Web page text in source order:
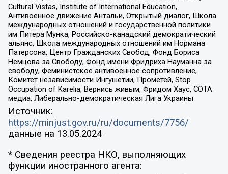
Cultural Vistas, Institute of International Education,
Антивоенное движение Антальи, Открытый диалог, Школа
международных отношений и государственной политики
им Питера Мунка, Российско-канадский демократический
альянс, Школа международных отношений им Нормана
Патерсона, Центр Гражданских Свобод, Фонд Бориса
Немцова за Свободу, Фонд имени Фридриха Науманна за
свободу, Феминистское антивоенное сопротивление,
Комитет независимости Ингушетии, Прометей, Stop
Occupation of Karelia, Вернись живым, Фридом Хаус, СОТА
медиа, Либерально-демократическая Лига Украины
Источник:
https://minjust.gov.ru/ru/documents/7756/
данные на 13.05.2024
* Сведения реестра НКО, выполняющих
функции иностранного агента: